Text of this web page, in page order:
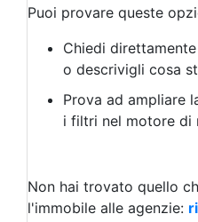
Bar/Ristorante
Albergo
Laboratorio Artigianale
Negozio/locale
Agriturismo
Magazzini
Qualsiasi
Terreno edificabile
Puoi provare queste
Chiedi
o descrivigli cosa
Prova ad ampliare
i filtri nel motore di
Non hai trovato quello
l'immobile alle agenzie: